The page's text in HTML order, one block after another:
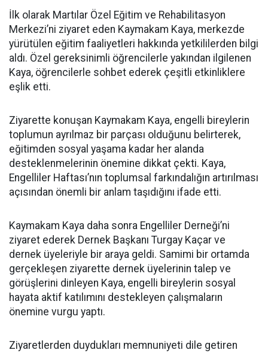
İlk olarak Martılar Özel Eğitim ve Rehabilitasyon
Merkezi’ni ziyaret eden Kaymakam Kaya, merkezde
yürütülen eğitim faaliyetleri hakkında yetkililerden bilgi
aldı. Özel gereksinimli öğrencilerle yakından ilgilenen
Kaya, öğrencilerle sohbet ederek çeşitli etkinliklere
eşlik etti.
Ziyarette konuşan Kaymakam Kaya, engelli bireylerin
toplumun ayrılmaz bir parçası olduğunu belirterek,
eğitimden sosyal yaşama kadar her alanda
desteklenmelerinin önemine dikkat çekti. Kaya,
Engelliler Haftası’nın toplumsal farkındalığın artırılması
açısından önemli bir anlam taşıdığını ifade etti.
Kaymakam Kaya daha sonra Engelliler Derneği’ni
ziyaret ederek Dernek Başkanı Turgay Kaçar ve
dernek üyeleriyle bir araya geldi. Samimi bir ortamda
gerçekleşen ziyarette dernek üyelerinin talep ve
görüşlerini dinleyen Kaya, engelli bireylerin sosyal
hayata aktif katılımını destekleyen çalışmaların
önemine vurgu yaptı.
Ziyaretlerden duydukları memnuniyeti dile getiren